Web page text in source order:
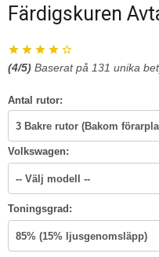
Färdigskuren
(4/5) Baserat på 131 unika
Antal rutor:
Volkswagen:
Toningsgrad: